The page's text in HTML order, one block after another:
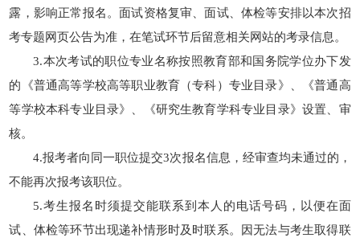
露，影响正常报名。面试资格复审、面试、体检等安排以本次招
考专题网页公告为准，在笔试环节后留意相关网站的考录信息。
3.本次考试的职位专业名称按照教育部和国务院学位办下发
的《普通高等学校高等职业教育（专科）专业目录》、《普通高
等学校本科专业目录》、《研究生教育学科专业目录》设置、审
核。
4.报考者向同一职位提交3次报名信息，经审查均未通过的，
不能再次报考该职位。
5.考生报名时须提交能联系到本人的电话号码，以便在面
试、体检等环节出现递补情形时及时联系。因无法与考生取得联